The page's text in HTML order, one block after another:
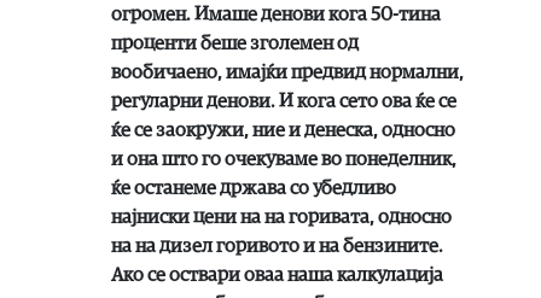
огромен. Имаше денови кога 50-тина
проценти беше зголемен од
вообичаено, имајќи предвид нормални,
регуларни денови. И кога сето ова ќе се
ќе се заокружи, ние и денеска, односно
и она што го очекуваме во понеделник,
ќе останеме држава со убедливо
најниски цени на на горивата, односно
на на дизел горивото и на бензините.
Ако се оствари оваа наша калкулација